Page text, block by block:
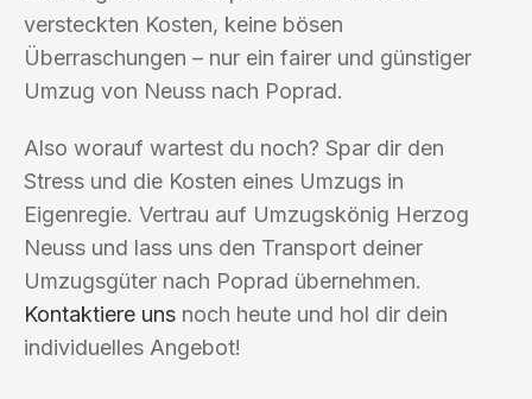
versteckten Kosten, keine bösen
Überraschungen – nur ein fairer und günstiger
Umzug von Neuss nach Poprad.
Also worauf wartest du noch? Spar dir den
Stress und die Kosten eines Umzugs in
Eigenregie. Vertrau auf Umzugskönig Herzog
Neuss und lass uns den Transport deiner
Umzugsgüter nach Poprad übernehmen.
Kontaktiere uns noch heute und hol dir dein
individuelles Angebot!